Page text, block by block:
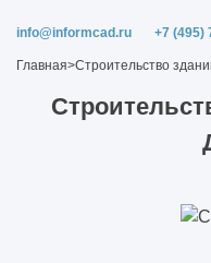
info@informcad.ru +7 (495)
Главная>Строительство